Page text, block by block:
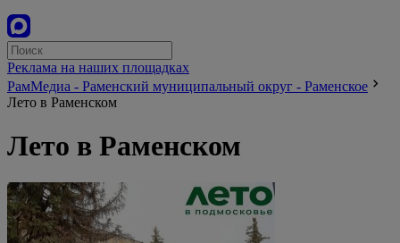
Реклама на наших площадках
РамМедиа - Раменский муниципальный округ - Раменское
Лето в Раменском
Лето в Раменском